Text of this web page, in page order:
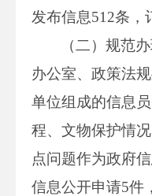
发布信息512条，
（二）规范
办公室、政策法
单位组成的信息
程、文物保护情
点问题作为政府
信息公开申请5件